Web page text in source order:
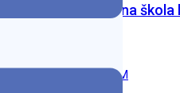
programa Osnovna